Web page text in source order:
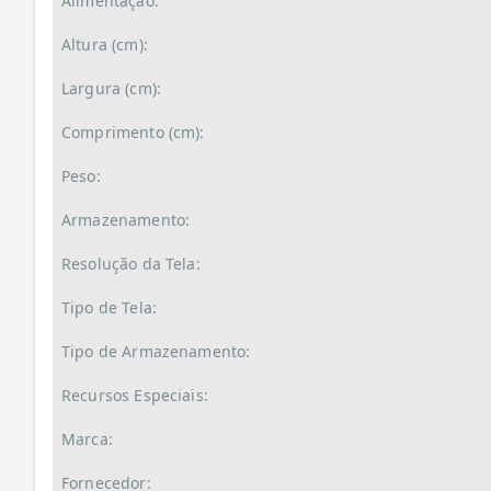
Altura (cm):
Largura (cm):
Comprimento (cm):
Peso:
Armazenamento:
Resolução da Tela:
Tipo de Tela:
Tipo de Armazenamento:
Recursos Especiais:
Marca:
Fornecedor: